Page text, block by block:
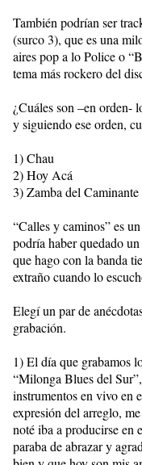
También podrían ser
(surco 3), que es una
aires pop a lo Police o
tema más rockero del
¿Cuáles son –en orden-
y siguiendo ese orden,
1) Chau
2) Hoy Acá
3) Zamba del
“Calles y caminos” es
podría haber quedado
que hago con la banda
extraño cuando lo
Elegí un par de
grabación.
1) El día que grabamos
“Milonga Blues del
instrumentos en vivo en
expresión del arreglo,
noté iba a producirse en
paraba de abrazar y